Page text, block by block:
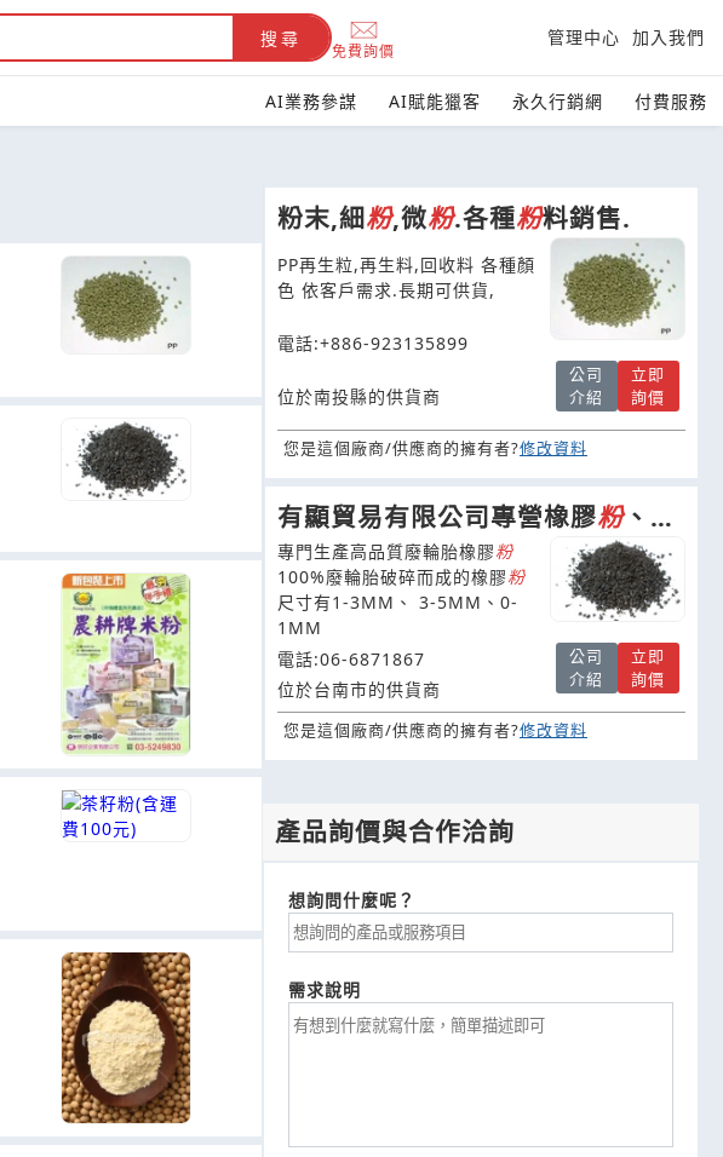
搜尋
免費詢價
管理中心 加入我們
AI業務參謀 AI賦能獵客 永久行銷網 付費服務
粉末,細粉,微粉.各種粉料銷售.
PP再生粒,再生料,回收料 各種顏
色 依客戶需求.長期可供貨,
電話:+886-923135899
位於南投縣的供貨商
公司
介紹
立即
詢價
您是這個廠商/供應商的擁有者?修改資料
有顯貿易有限公司專營橡膠粉、橡
膠粒、廢輪胎處理設備、橡膠片買
賣
專門生產高品質廢輪胎橡膠粉
100%廢輪胎破碎而成的橡膠粉
尺寸有1-3MM、 3-5MM、0-
1MM
電話:06-6871867
位於台南市的供貨商
公司
介紹
立即
詢價
您是這個廠商/供應商的擁有者?修改資料
產品詢價與合作洽詢
想詢問什麼呢？
需求說明